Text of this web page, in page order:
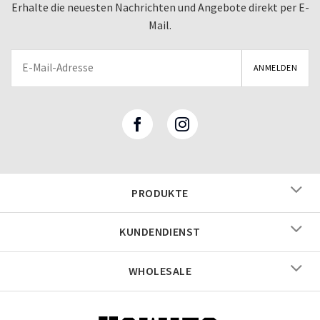
Erhalte die neuesten Nachrichten und Angebote direkt per E-
Mail.
PRODUKTE
KUNDENDIENST
WHOLESALE